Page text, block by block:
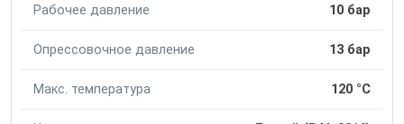
Рабочее давление 10 бар
Опрессовочное давление 13 бар
Макс. температура 120 °C